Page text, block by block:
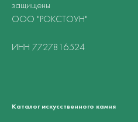
защищены
ООО "РОКСТОУН"
ИНН 7727816524
Каталог искусственного камня